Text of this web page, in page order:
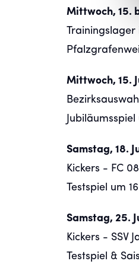
Mittwoch, 15.
Mittwoch, 15.
Samstag, 18.
Kickers - FC
Testspiel um
Samstag, 25.
Kickers - SSV
Testspiel &